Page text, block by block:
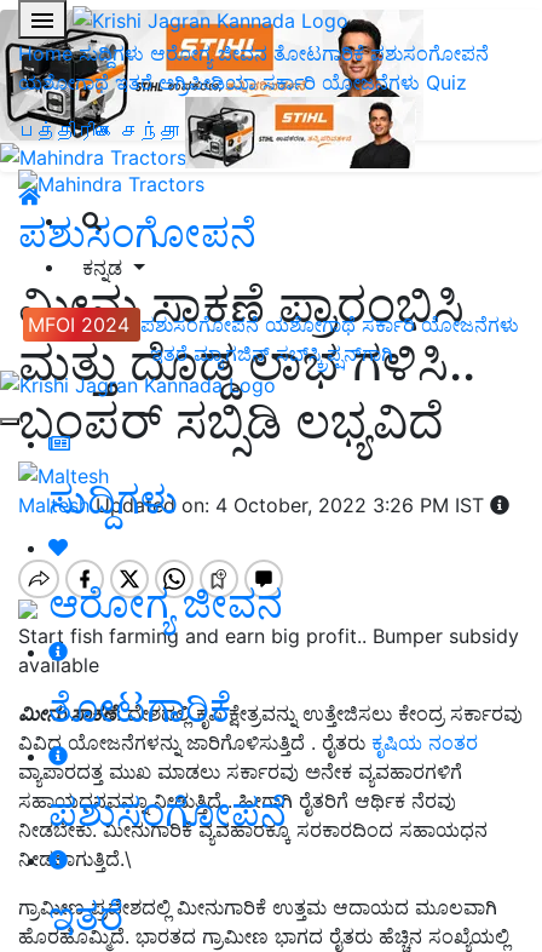
Home ಸುದ್ದಿಗಳು ಆರೋಗ್ಯ ಜೀವನ ತೋಟಗಾರಿಕೆಪಶುಸಂಗೋಪನೆ
ಯಶೋಗಾಥೆ ಇತರೆ ಅಗ್ರಿಪೀಡಿಯಾ ಸರ್ಕಾರಿ ಯೋಜನೆಗಳು Quiz
பத்திரிகை சந்தா
ಕನ್ನಡ
MFOI 2024 ಪಶುಸಂಗೋಪನೆ ಯಶೋಗಾಥೆ ಸರ್ಕಾರಿ ಯೋಜನೆಗಳು
ಇತರೆ ಮ್ಯಾಗಜಿನ್‌ ಸಬ್‌ಸ್ಕ್ರಿಪ್ಷನ್‌ಗಾಗಿ
ಸುದ್ದಿಗಳು
ಆರೋಗ್ಯ ಜೀವನ
ತೋಟಗಾರಿಕೆ
ಪಶುಸಂಗೋಪನೆ
ಇತರೆ
ಪಶುಸಂಗೋಪನೆ
ಮೀನು ಸಾಕಣೆ ಪ್ರಾರಂಭಿಸಿ
ಮತ್ತು ದೊಡ್ಡ ಲಾಭ ಗಳಿಸಿ..
ಬಂಪರ್ ಸಬ್ಸಿಡಿ ಲಭ್ಯವಿದೆ
MalteshUpdated on: 4 October, 2022 3:26 PM IST
Start fish farming and earn big profit.. Bumper subsidy
available
ಮೀನುಸಾಕಣೆ: ದೇಶದಲ್ಲಿ ಕೃಷಿ ಕ್ಷೇತ್ರವನ್ನು ಉತ್ತೇಜಿಸಲು ಕೇಂದ್ರ ಸರ್ಕಾರವು
ವಿವಿಧ ಯೋಜನೆಗಳನ್ನು ಜಾರಿಗೊಳಿಸುತ್ತಿದೆ . ರೈತರು ಕೃಷಿಯ ನಂತರ
ವ್ಯಾಪಾರದತ್ತ ಮುಖ ಮಾಡಲು ಸರ್ಕಾರವು ಅನೇಕ ವ್ಯವಹಾರಗಳಿಗೆ
ಸಹಾಯಧನವನ್ನೂ ನೀಡುತ್ತಿದೆ . ಹೀಗಾಗಿ ರೈತರಿಗೆ ಆರ್ಥಿಕ ನೆರವು
ನೀಡಬೇಕು. ಮೀನುಗಾರಿಕೆ ವ್ಯವಹಾರಕ್ಕೂ ಸರಕಾರದಿಂದ ಸಹಾಯಧನ
ನೀಡಲಾಗುತ್ತಿದೆ.\
ಗ್ರಾಮೀಣ ಪ್ರದೇಶದಲ್ಲಿ ಮೀನುಗಾರಿಕೆ ಉತ್ತಮ ಆದಾಯದ ಮೂಲವಾಗಿ
ಹೊರಹೊಮ್ಮಿದೆ. ಭಾರತದ ಗ್ರಾಮೀಣ ಭಾಗದ ರೈತರು ಹೆಚ್ಚಿನ ಸಂಖ್ಯೆಯಲ್ಲಿ